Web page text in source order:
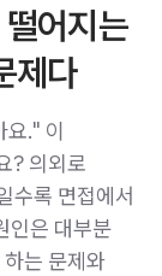
어지는
제다
요." 이
? 의외로
수록 면접에서
인은 대부분
는 문제와